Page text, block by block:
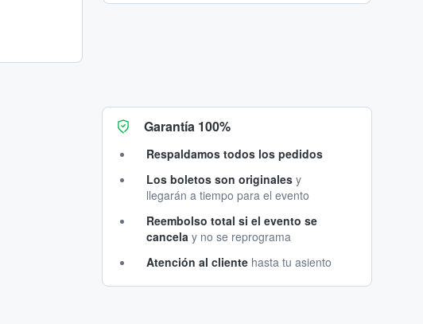
Garantía 100%
Respaldamos todos los pedidos
Los boletos son originales y
llegarán a tiempo para el evento
Reembolso total si el evento se
cancela y no se reprograma
Atención al cliente hasta tu asiento